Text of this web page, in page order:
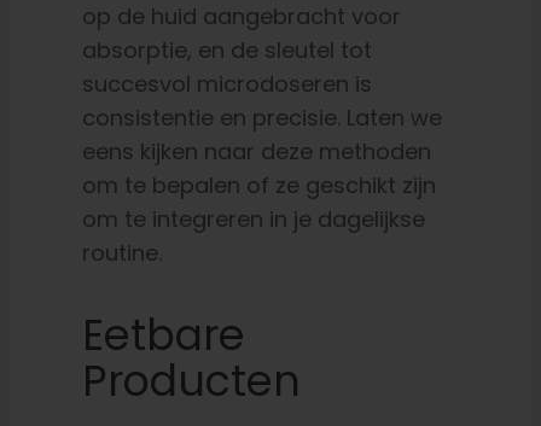
op de huid aangebracht voor
absorptie, en de sleutel tot
succesvol microdoseren is
consistentie en precisie. Laten we
eens kijken naar deze methoden
om te bepalen of ze geschikt zijn
om te integreren in je dagelijkse
routine.
Eetbare
Producten